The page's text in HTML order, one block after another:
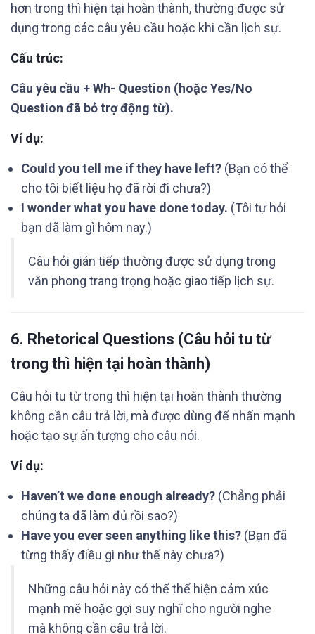
hơn trong thì hiện tại hoàn thành, thường được sử
dụng trong các câu yêu cầu hoặc khi cần lịch sự.
Cấu trúc:
Câu yêu cầu + Wh- Question (hoặc Yes/No
Question đã bỏ trợ động từ).
Ví dụ:
Could you tell me if they have left? (Bạn có thể
cho tôi biết liệu họ đã rời đi chưa?)
I wonder what you have done today. (Tôi tự hỏi
bạn đã làm gì hôm nay.)
Câu hỏi gián tiếp thường được sử dụng trong
văn phong trang trọng hoặc giao tiếp lịch sự.
6. Rhetorical Questions (Câu hỏi tu từ
trong thì hiện tại hoàn thành)
Câu hỏi tu từ trong thì hiện tại hoàn thành thường
không cần câu trả lời, mà được dùng để nhấn mạnh
hoặc tạo sự ấn tượng cho câu nói.
Ví dụ:
Haven’t we done enough already? (Chẳng phải
chúng ta đã làm đủ rồi sao?)
Have you ever seen anything like this? (Bạn đã
từng thấy điều gì như thế này chưa?)
Những câu hỏi này có thể thể hiện cảm xúc
mạnh mẽ hoặc gợi suy nghĩ cho người nghe
mà không cần câu trả lời.